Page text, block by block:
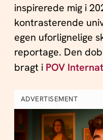
inspirerede mig i
kontrasterende
egen uforlignelige
reportage. Den
bragt i POV
ADVERTISEMENT